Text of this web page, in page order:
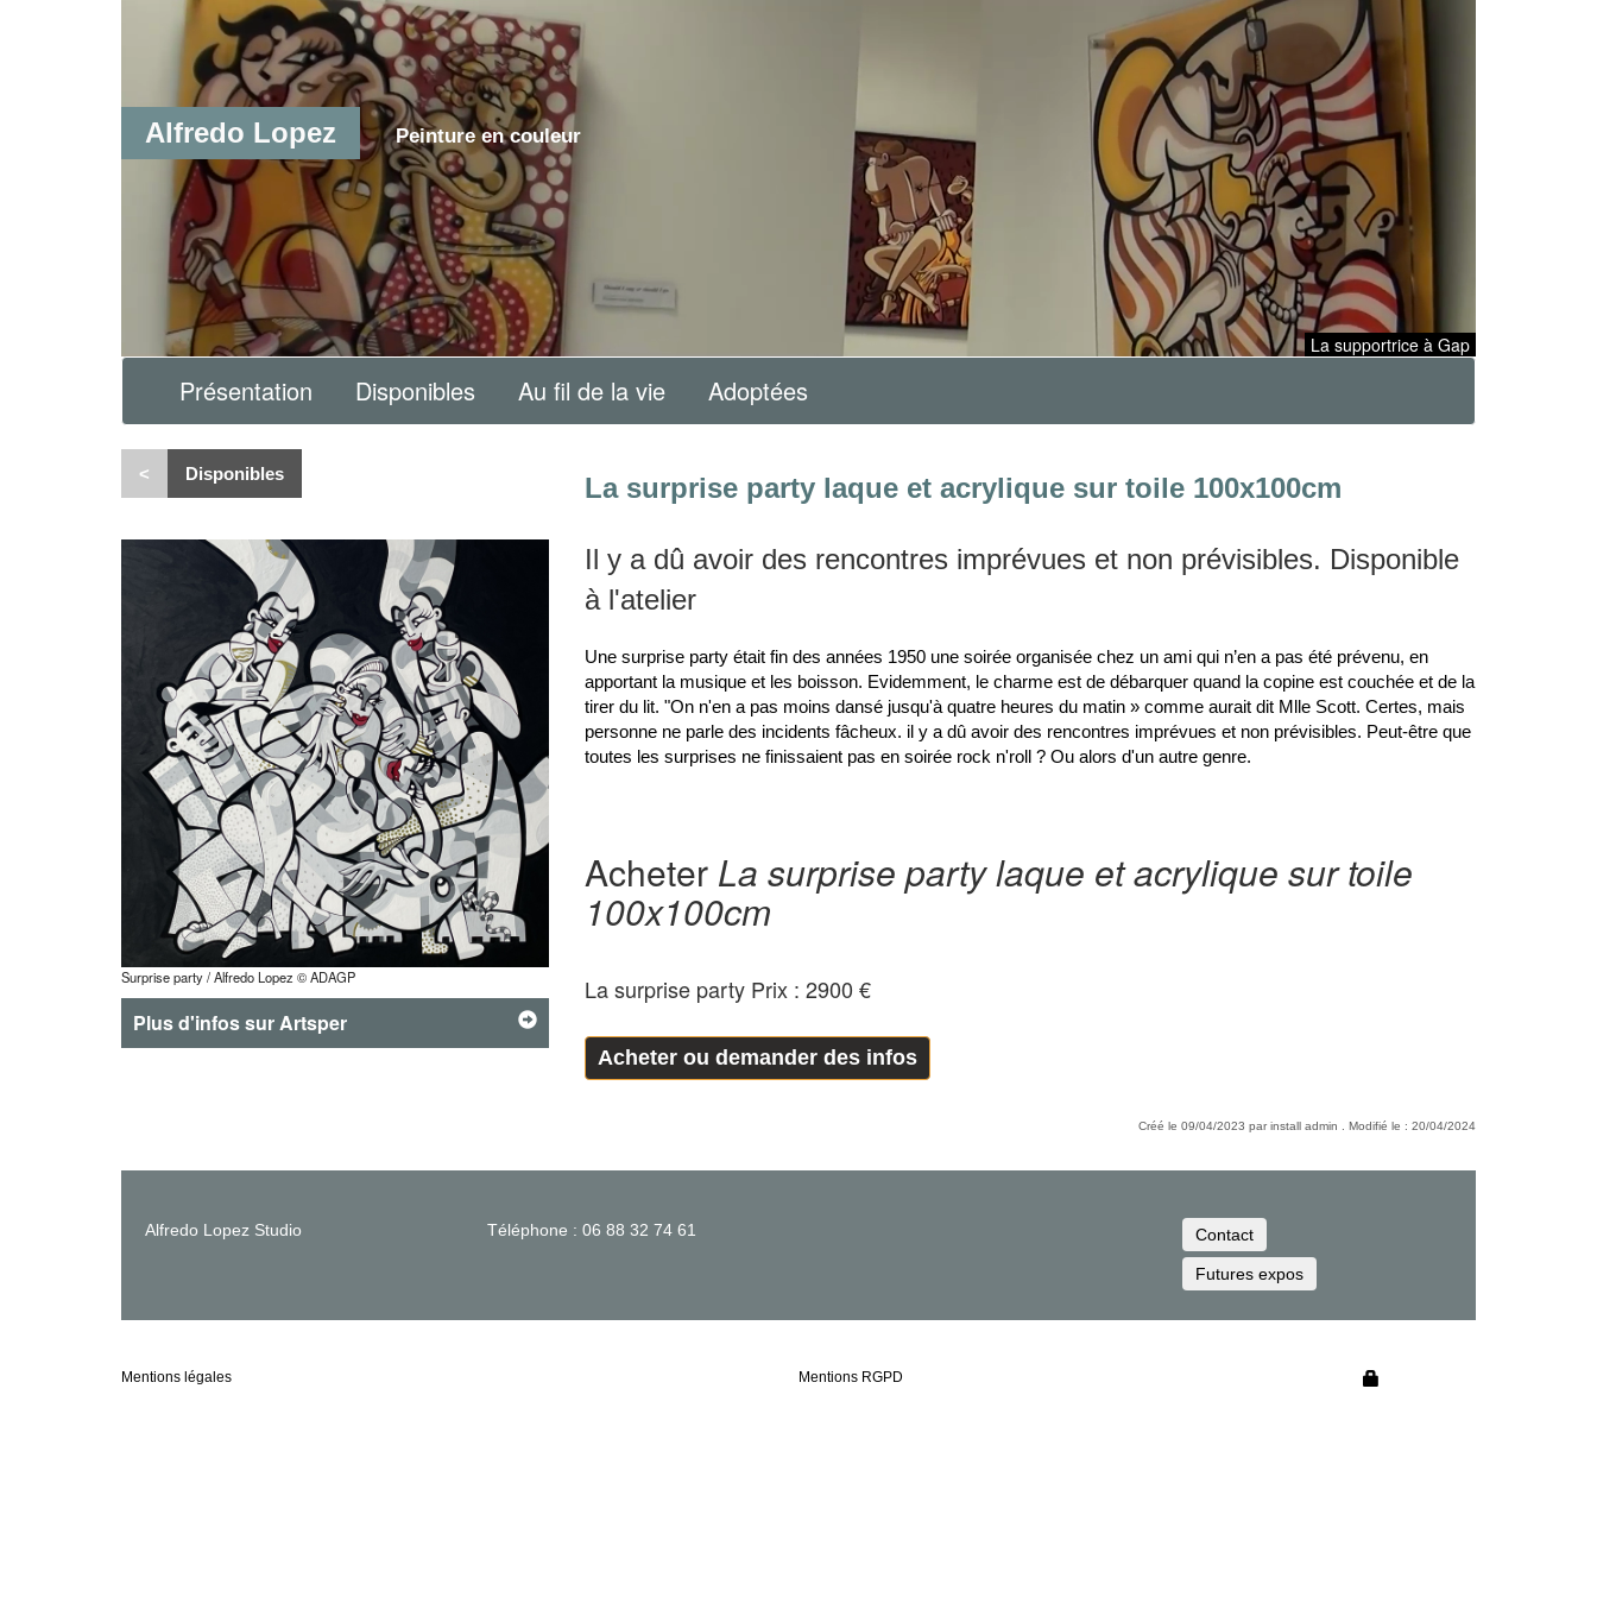
Alfredo Lopez Peinture en couleur
La supportrice à Gap
Présentation Disponibles Au fil de la vie Adoptées
< Disponibles La surprise party laque et acrylique sur toile 100x100cm
Surprise party / Alfredo Lopez © ADAGP
Plus d'infos sur Artsper
Il y a dû avoir des rencontres imprévues et non prévisibles. Disponible
à l'atelier
Une surprise party était fin des années 1950 une soirée organisée chez un ami qui n’en a pas été prévenu, en
apportant la musique et les boisson. Evidemment, le charme est de débarquer quand la copine est couchée et de la
tirer du lit. "On n'en a pas moins dansé jusqu'à quatre heures du matin » comme aurait dit Mlle Scott. Certes, mais
personne ne parle des incidents fâcheux. il y a dû avoir des rencontres imprévues et non prévisibles. Peut-être que
toutes les surprises ne finissaient pas en soirée rock n'roll ? Ou alors d'un autre genre.
Acheter La surprise party laque et acrylique sur toile
100x100cm
La surprise party Prix : 2900 €
Acheter ou demander des infos
Créé le 09/04/2023 par install admin . Modifié le : 20/04/2024
Alfredo Lopez Studio Téléphone : 06 88 32 74 61 Contact
Futures expos
Mentions légales Mentions RGPD